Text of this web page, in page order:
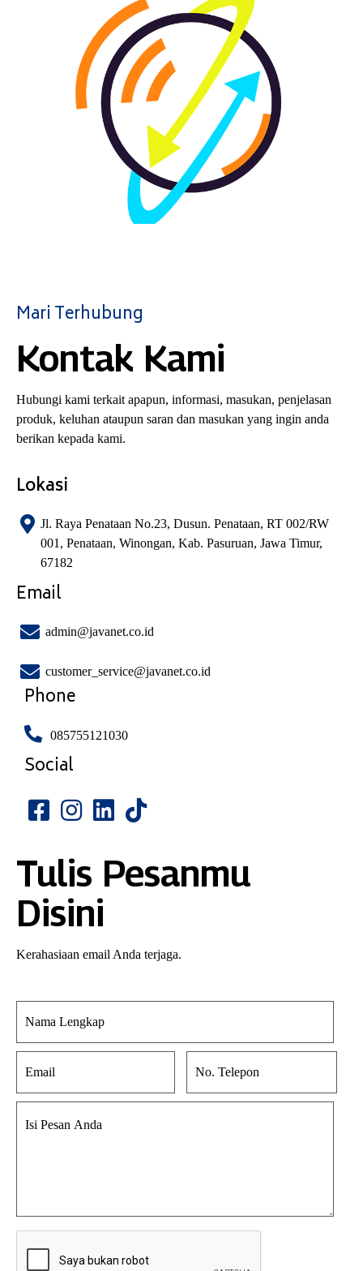
Mari Terhubung
Kontak Kami
Hubungi kami terkait apapun, informasi, masukan, penjelasan
produk, keluhan ataupun saran dan masukan yang ingin anda
berikan kepada kami.
Lokasi
Jl. Raya Penataan No.23, Dusun. Penataan, RT 002/RW
001, Penataan, Winongan, Kab. Pasuruan, Jawa Timur,
67182
Email
admin@javanet.co.id
customer_service@javanet.co.id
Phone
085755121030
Social
Tulis Pesanmu
Disini
Kerahasiaan email Anda terjaga.